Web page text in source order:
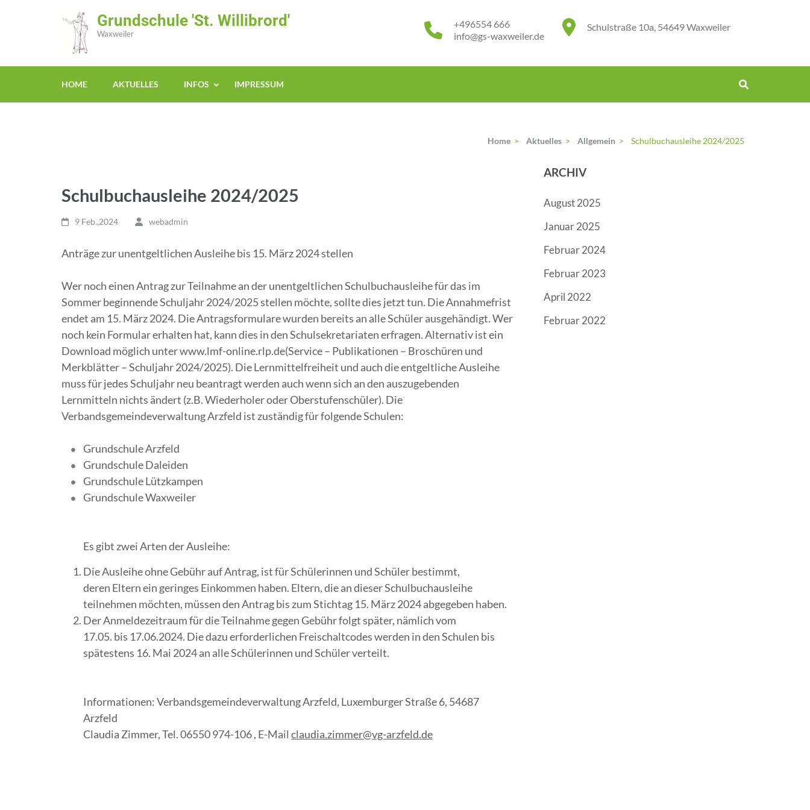
Grundschule 'St. Willibrord'
Waxweiler
Schulstraße 10a, 54649 Waxweiler
+496554 666
info@gs-waxweiler.de
HOME AKTUELLES INFOS IMPRESSUM
Home > Aktuelles > Allgemein > Schulbuchausleihe 2024/2025
Schulbuchausleihe 2024/2025
9 Feb.,2024 webadmin
Anträge zur unentgeltlichen Ausleihe bis 15. März 2024 stellen
Wer noch einen Antrag zur Teilnahme an der unentgeltlichen Schulbuchausleihe für das im
Sommer beginnende Schuljahr 2024/2025 stellen möchte, sollte dies jetzt tun. Die Annahmefrist
endet am 15. März 2024. Die Antragsformulare wurden bereits an alle Schüler ausgehändigt. Wer
noch kein Formular erhalten hat, kann dies in den Schulsekretariaten erfragen. Alternativ ist ein
Download möglich unter www.lmf-online.rlp.de(Service – Publikationen – Broschüren und
Merkblätter – Schuljahr 2024/2025). Die Lernmittelfreiheit und auch die entgeltliche Ausleihe
muss für jedes Schuljahr neu beantragt werden auch wenn sich an den auszugebenden
Lernmitteln nichts ändert (z.B. Wiederholer oder Oberstufenschüler). Die
Verbandsgemeindeverwaltung Arzfeld ist zuständig für folgende Schulen:
Grundschule Arzfeld
Grundschule Daleiden
Grundschule Lützkampen
Grundschule Waxweiler
Es gibt zwei Arten der Ausleihe:
Die Ausleihe ohne Gebühr auf Antrag, ist für Schülerinnen und Schüler bestimmt,
deren Eltern ein geringes Einkommen haben. Eltern, die an dieser Schulbuchausleihe
teilnehmen möchten, müssen den Antrag bis zum Stichtag 15. März 2024 abgegeben haben.
Der Anmeldezeitraum für die Teilnahme gegen Gebühr folgt später, nämlich vom
17.05. bis 17.06.2024. Die dazu erforderlichen Freischaltcodes werden in den Schulen bis
spätestens 16. Mai 2024 an alle Schülerinnen und Schüler verteilt.
Informationen: Verbandsgemeindeverwaltung Arzfeld, Luxemburger Straße 6, 54687
Arzfeld
Claudia Zimmer, Tel. 06550 974-106 , E-Mail claudia.zimmer@vg-arzfeld.de
ARCHIV
August 2025
Januar 2025
Februar 2024
Februar 2023
April 2022
Februar 2022